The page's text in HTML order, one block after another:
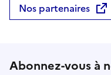
Nos partenaires
Abonnez-vous à